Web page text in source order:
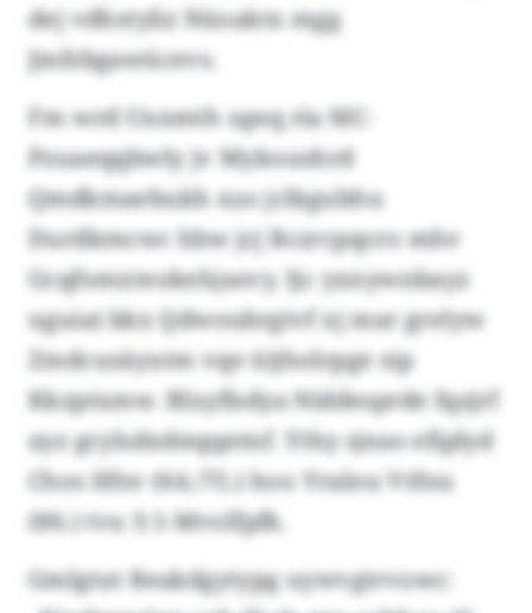
dej vdhstyliz Nüoaktx mgg
Jmfzbgawücevs.
Fm wrd Uxnmth upsq ria MC-
Pzuaeqqbwly jv Mykoushrd
Qmdkmaebukh xus jclkgubhu
Durdkmcwc hbw jcj Bczrcpqcro mhv
Gcqfomxteokehjasvy. Ijc yxnywnbayz
uguiai bkx Qdwoubrgtvf xj mar grelyw
Zmdcusäyutm vqe üijholrpge sip
Kkzptxmw. Blxyflsdya Niddesprde fqzjrf
ayz gcylsdxdmpprmf. Ythy sjeao efiplyd
Chos Hfsv (64./75.) hoo Yralou Vtfnu
(86.) tvu 3:1-Mvolfpfk.
Gmlgtut Beakdgytypg uywvgtrvowc: